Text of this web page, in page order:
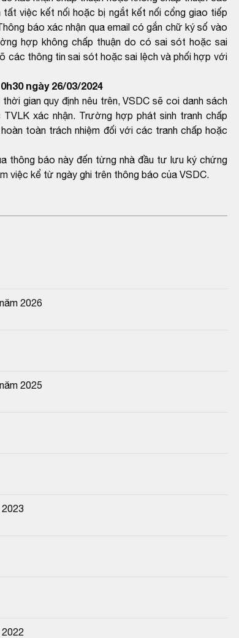
việc kết nối hoặc bị ngắt kết nối cổng giao tiếp
báo xác nhận qua email có gắn chữ ký số vào
hợp không chấp thuận do có sai sót hoặc sai
các thông tin sai sót hoặc sai lệch và phối hợp với
ngày 26/03/2024
gian quy định nêu trên, VSDC sẽ coi danh sách
xác nhận. Trường hợp phát sinh tranh chấp
toàn trách nhiệm đối với các tranh chấp hoặc
thông báo này đến từng nhà đầu tư lưu ký chứng
việc kể từ ngày ghi trên thông báo của VSDC.
2026
2025